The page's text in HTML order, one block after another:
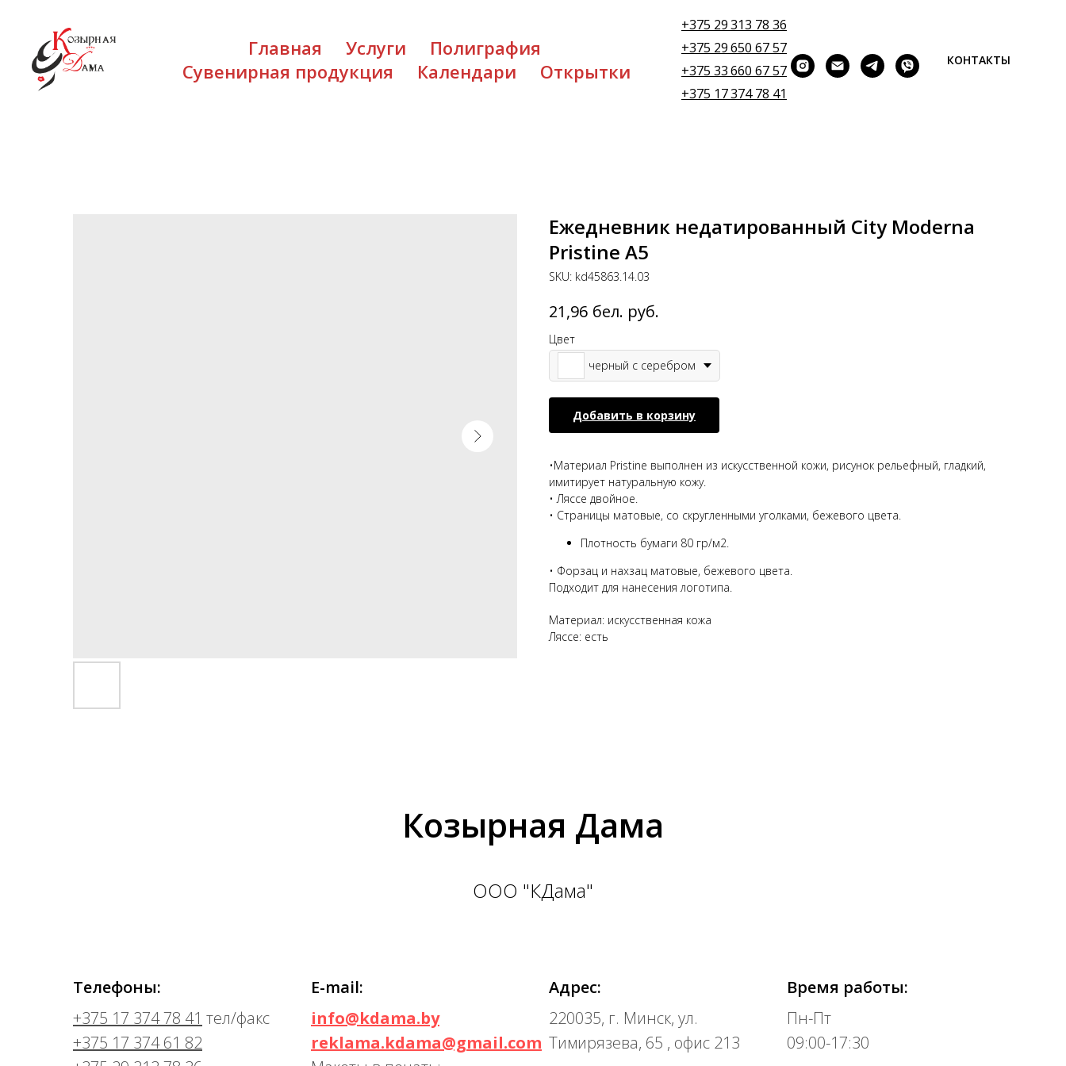
Главная Услуги
Полиграфия
Сувенирная продукция
Календари Открытки
+375 29 313 78 36
+375 29 650 67 57
+375 33 660 67 57
+375 17 374 78 41
КОНТАКТЫ
Ежедневник недатированный City Moderna
Pristine А5
SKU: kd45863.14.03
21,96 бел. руб.
Цвет
черный с серебром
Добавить в корзину
•Материал Pristine выполнен из искусственной кожи, рисунок рельефный, гладкий,
имитирует натуральную кожу.
• Ляссе двойное.
• Страницы матовые, со скругленными уголками, бежевого цвета.
Плотность бумаги 80 гр/м2.
• Форзац и нахзац матовые, бежевого цвета.
Подходит для нанесения логотипа.
Материал: искусственная кожа
Ляссе: есть
Козырная Дама
ООО "КДама"
Телефоны:
+375 17 374 78 41 тел/факс
+375 17 374 61 82
E-mail:
info@kdama.by
reklama.kdama@gmail.com
Адрес:
220035, г. Минск, ул.
Тимирязева, 65 , офис 213
Время работы:
Пн-Пт
09:00-17:30